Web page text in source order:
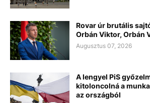
Rovar úr brutális
Orbán Viktor, Orbán
Augusztus 07, 2026
A lengyel PiS
kitoloncolná a
az országból